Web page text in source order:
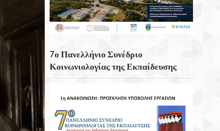
Κουνάβοι Του Δήμου Αρχανών
Αστερουσίων
Προϊόντων, Οικοτεχνίας & Χειροτεχνίας
7ο Πανελλήνιο Συνέδριο
Κοινωνιολογίας της Εκπαίδευσης